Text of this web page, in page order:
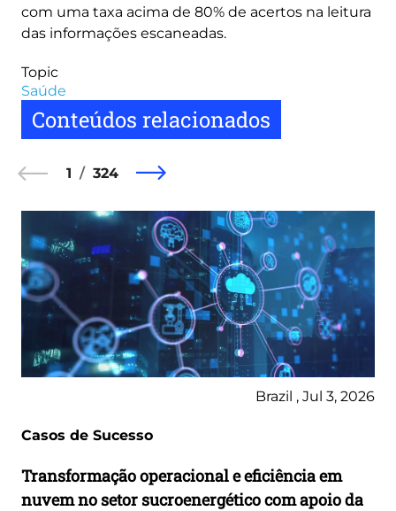
com uma taxa acima de 80% de acertos na leitura
das informações escaneadas.
Topic
Saúde
Conteúdos relacionados
1 324
Brazil , Jul 3, 2026
Casos de Sucesso
Transformação operacional e eficiência em
nuvem no setor sucroenergético com apoio da